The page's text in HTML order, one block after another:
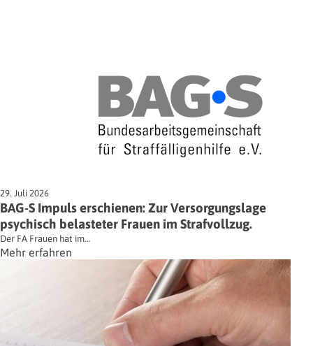
29. Juli 2026
BAG-S Impuls erschienen: Zur Versorgungslage
psychisch belasteter Frauen im Strafvollzug.
Der FA Frauen hat im…
Mehr erfahren